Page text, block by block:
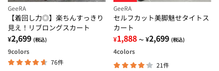
GeeRA
【着回し力◎】楽ちんすっきり
見え！リブロングスカート
¥2,699 (税込)
9colors
76件
GeeRA
セルフカット美脚魅せタイトス
カート
¥1,888 ～ ¥2,699 (税込)
4colors
21件